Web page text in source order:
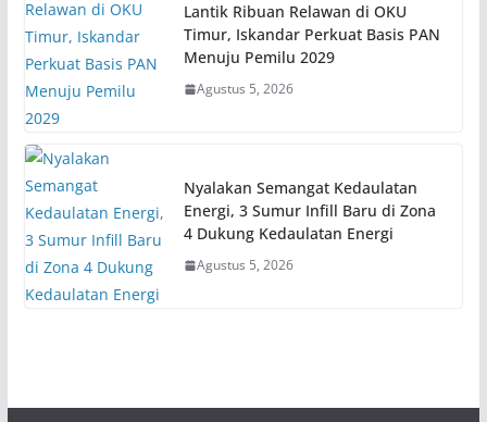
Lantik Ribuan Relawan di OKU
Timur, Iskandar Perkuat Basis PAN
Menuju Pemilu 2029
Agustus 5, 2026
Nyalakan Semangat Kedaulatan
Energi, 3 Sumur Infill Baru di Zona
4 Dukung Kedaulatan Energi
Agustus 5, 2026